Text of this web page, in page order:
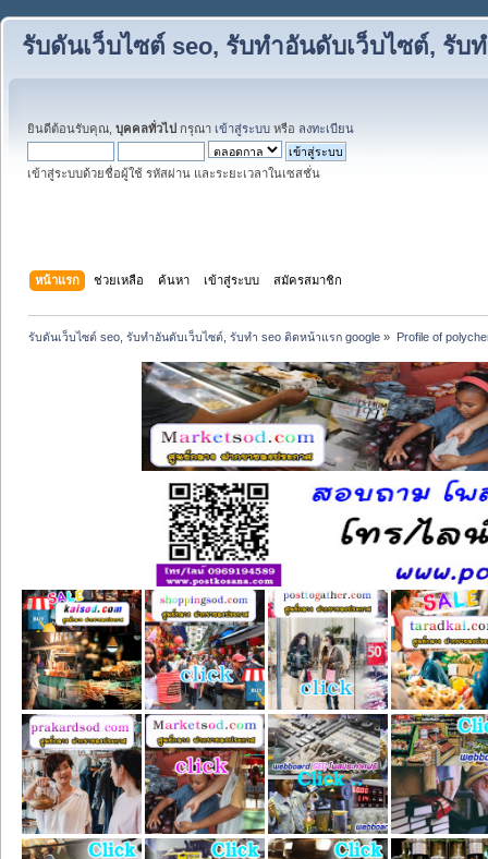
รับดันเว็บไซต์ seo, รับทำอันดับเว็บไซต์, รับ
ยินดีต้อนรับคุณ, บุคคลทั่วไป กรุณา เข้าสู่ระบบ หรือ ลงทะเบียน
เข้าสู่ระบบด้วยชื่อผู้ใช้ รหัสผ่าน และระยะเวลาในเซสชั่น
หน้าแรก ช่วยเหลือ ค้นหา เข้าสู่ระบบ สมัครสมาชิก
รับดันเว็บไซต์ seo, รับทำอันดับเว็บไซต์, รับทำ seo ติดหน้าแรก google » Profile of